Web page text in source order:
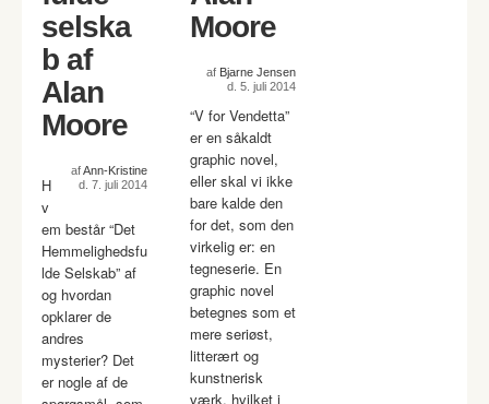
selska
b af
Alan
Moore
afAnn-Kristine
d. 7. juli 2014
H
v
em består “Det
Hemmelighedsfu
lde Selskab” af
og hvordan
opklarer de
andres
mysterier? Det
er nogle af de
Moore
af Bjarne Jensen
d. 5. juli 2014
“V for Vendetta”
er en såkaldt
graphic novel,
eller skal vi ikke
bare kalde den
for det, som den
virkelig er: en
tegneserie. En
graphic novel
betegnes som et
mere seriøst,
litterært og
kunstnerisk
værk, hvilket i